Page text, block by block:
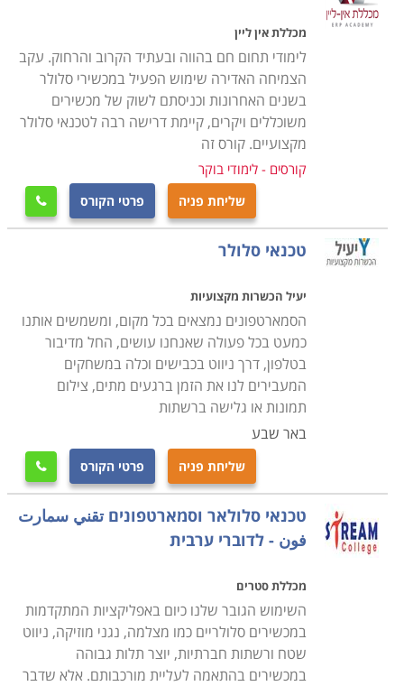
את ההסבה המקצועית באופן פשוט ומהיר ביותר, כך גם מי
שמעולם לא עסק בחשמל או אלקטרוניקה יוכל ללמוד
בקורס את כל הנדרש כדי להיות טכנאי מנוסה ומקצועי, שכן
אין משמעות לגיל, צריך רק רצון, השקעה ושאיפה להצליח.
מסגרות הלימוד מתקיימות בתכנית לימודים גמישה, כך
שניתן לשלב לימודי קורס טכנאי סלולר תוך כדי העבודה
הקיימת, ועם קבלת התעודה להתחיל בדרך מקצועית
מכללת אין ליין
לימודי תחום חם בהווה ובעתיד הקרוב והרחוק. עקב
הצמיחה האדירה שימוש הפעיל במכשירי סלולר
בשנים האחרונות וכניסתם לשוק של מכשירים
משוכללים ויקרים, קיימת דרישה רבה לטכנאי סלולר
מקצועיים. קורס זה
קורסים - לימודי בוקר
שליחת פניה פרטי הקורס 
טכנאי סלולר
יעיל הכשרות מקצועיות
הסמארטפונים נמצאים בכל מקום, ומשמשים אותנו
כמעט בכל פעולה שאנחנו עושים, החל מדיבור
בטלפון, דרך ניווט בכבישים וכלה במשחקים
המעבירים לנו את הזמן ברגעים מתים, צילום
תמונות או גלישה ברשתות
באר שבע
שליחת פניה פרטי הקורס 
טכנאי סלולאר וסמארטפונים تقني سمارت
فون - לדוברי ערבית
מכללת סטרים
השימוש הגובר שלנו כיום באפליקציות המתקדמות
במכשירים סלולריים כמו מצלמה, נגני מוזיקה, ניווט
שטח ורשתות חברתיות, יוצר תלות גבוהה
במכשירים בהתאמה לעליית מורכבותם. אלא שדבר